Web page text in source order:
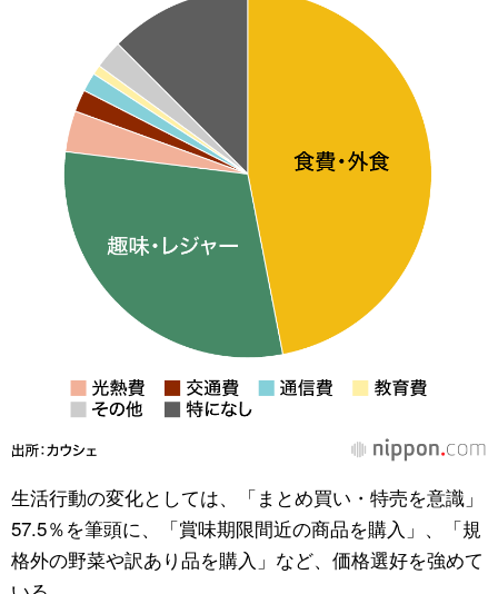
生活行動の変化としては、「まとめ買い・特売を意識」
57.5％を筆頭に、「賞味期限間近の商品を購入」、「規
格外の野菜や訳あり品を購入」など、価格選好を強めて